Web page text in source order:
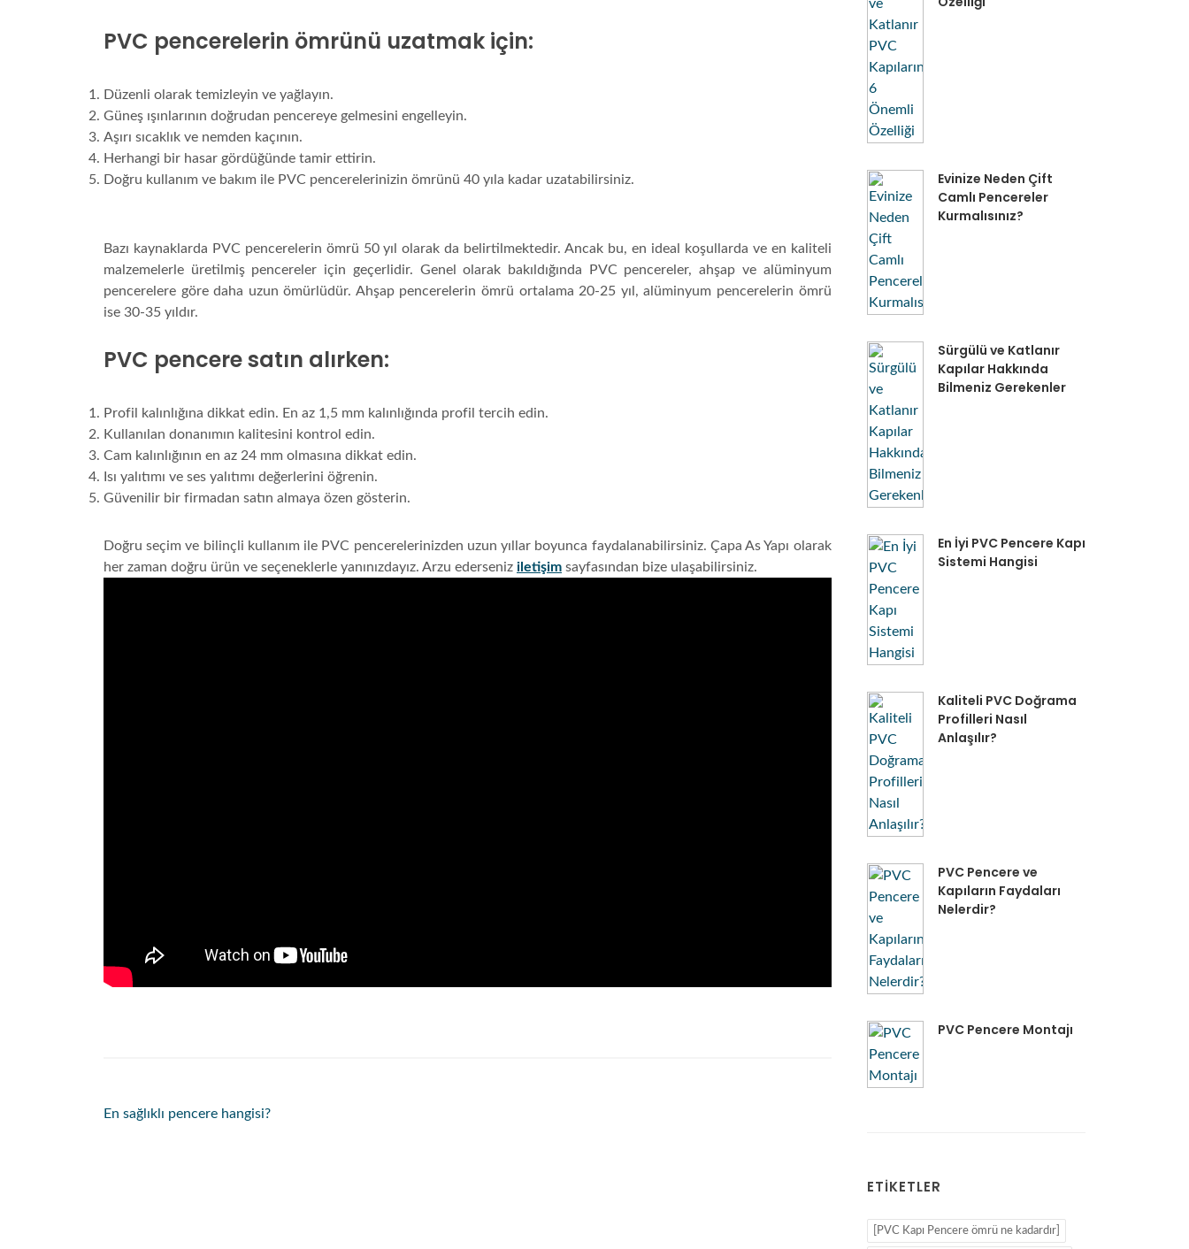
PVC pencerelerin ömrünü uzatmak için:
Düzenli olarak temizleyin ve yağlayın.
Güneş ışınlarının doğrudan pencereye gelmesini engelleyin.
Aşırı sıcaklık ve nemden kaçının.
Herhangi bir hasar gördüğünde tamir ettirin.
Doğru kullanım ve bakım ile PVC pencerelerinizin ömrünü 40 yıla kadar uzatabilirsiniz.
Bazı kaynaklarda PVC pencerelerin ömrü 50 yıl olarak da belirtilmektedir.Ancak bu, en ideal koşullarda ve en kaliteli
malzemelerle üretilmiş pencereler için geçerlidir. Genel olarak bakıldığında PVC pencereler, ahşap ve alüminyum
pencerelere göre daha uzun ömürlüdür. Ahşap pencerelerin ömrü ortalama 20-25 yıl, alüminyum pencerelerin ömrü
ise 30-35 yıldır.
PVC pencere satın alırken:
Profil kalınlığına dikkat edin. En az 1,5 mm kalınlığında profil tercih edin.
Kullanılan donanımın kalitesini kontrol edin.
Cam kalınlığının en az 24 mm olmasına dikkat edin.
Isı yalıtımı ve ses yalıtımı değerlerini öğrenin.
Güvenilir bir firmadan satın almaya özen gösterin.
Doğru seçim ve bilinçli kullanım ile PVC pencerelerinizden uzun yıllar boyunca faydalanabilirsiniz. Çapa As Yapı olarak
her zaman doğru ürün ve seçeneklerle yanınızdayız. Arzu ederseniz iletişim sayfasından bize ulaşabilirsiniz.
En sağlıklı pencere hangisi?
Evinize Neden Çift
Camlı Pencereler
Kurmalısınız?
Sürgülü ve Katlanır
Kapılar Hakkında
Bilmeniz Gerekenler
En İyi PVC Pencere Kapı
Sistemi Hangisi
Kaliteli PVC Doğrama
Profilleri Nasıl
Anlaşılır?
PVC Pencere ve
Kapıların Faydaları
Nelerdir?
PVC Pencere Montajı
ETIKETLER
[PVC Kapı Pencere ömrü ne kadardır]